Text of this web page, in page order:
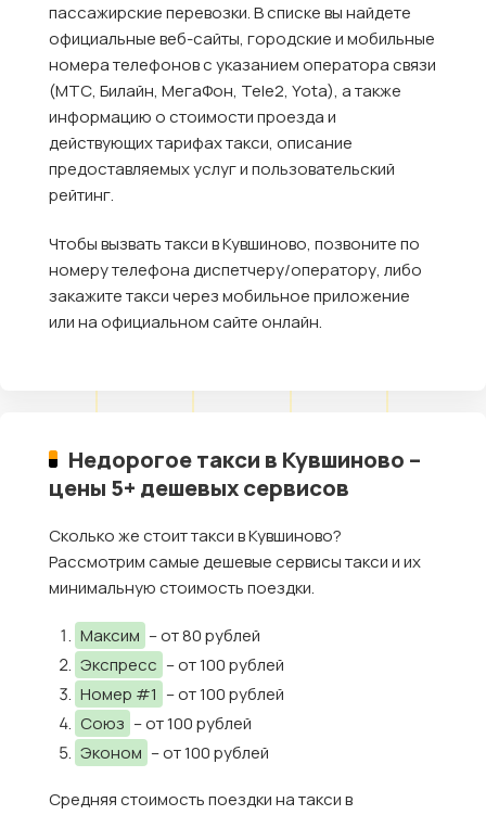
пассажирские перевозки. В списке вы найдете
официальные веб-сайты, городские и мобильные
номера телефонов с указанием оператора связи
(МТС, Билайн, МегаФон, Tele2, Yota), а также
информацию о стоимости проезда и
действующих тарифах такси, описание
предоставляемых услуг и пользовательский
рейтинг.
Чтобы вызвать такси в Кувшиново, позвоните по
номеру телефона диспетчеру/оператору, либо
закажите такси через мобильное приложение
или на официальном сайте онлайн.
Недорогое такси в Кувшиново –
цены 5+ дешевых сервисов
Сколько же стоит такси в Кувшиново?
Рассмотрим самые дешевые сервисы такси и их
минимальную стоимость поездки.
Максим – от 80 рублей
Экспресс – от 100 рублей
Номер #1 – от 100 рублей
Союз – от 100 рублей
Эконом – от 100 рублей
Средняя стоимость поездки на такси в